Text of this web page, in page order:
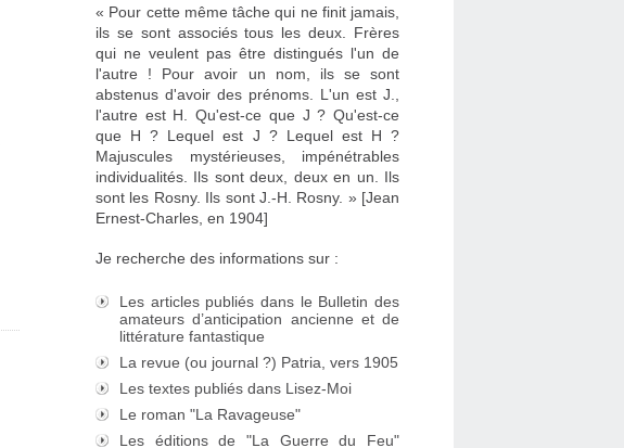
« Pour cette même tâche qui ne finit jamais,
ils se sont associés tous les deux. Frères
qui ne veulent pas être distingués l'un de
l'autre ! Pour avoir un nom, ils se sont
abstenus d'avoir des prénoms. L'un est J.,
l'autre est H. Qu'est-ce que J ? Qu'est-ce
que H ? Lequel est J ? Lequel est H ?
Majuscules mystérieuses, impénétrables
individualités. Ils sont deux, deux en un. Ils
sont les Rosny. Ils sont J.-H. Rosny. » [Jean
Ernest-Charles, en 1904]
Je recherche des informations sur :
Les articles publiés dans le Bulletin des
amateurs d’anticipation ancienne et de
littérature fantastique
La revue (ou journal ?) Patria, vers 1905
Les textes publiés dans Lisez-Moi
Le roman "La Ravageuse"
Les éditions de "La Guerre du Feu"